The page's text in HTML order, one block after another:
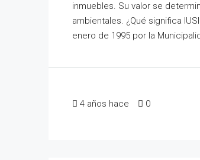
inmuebles. Su valor se
ambientales. ¿Qué significa
enero de 1995 por la
4 años hace 0